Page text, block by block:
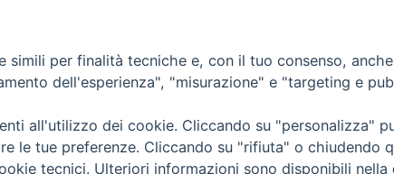
segreteria@scienzaevita.org
simili per finalità tecniche e, con il tuo consenso,
dell'esperienza", "misurazione" e "targeting e
all'utilizzo dei cookie. Cliccando su "personalizza"
le tue preferenze. Cliccando su "rifiuta" o chiudendo
tecnici. Ulteriori informazioni sono disponibili nella